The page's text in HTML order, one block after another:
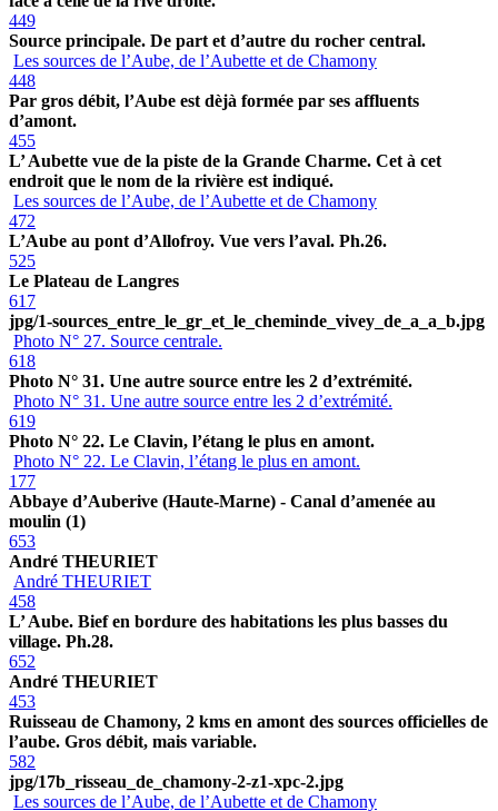
449
Source principale. De part et d’autre du rocher central.
Les sources de l’Aube, de l’Aubette et de Chamony
448
Par gros débit, l’Aube est dèjà formée par ses affluents
d’amont.
455
L’ Aubette vue de la piste de la Grande Charme. Cet à cet
endroit que le nom de la rivière est indiqué.
Les sources de l’Aube, de l’Aubette et de Chamony
472
L’Aube au pont d’Allofroy. Vue vers l’aval. Ph.26.
525
Le Plateau de Langres
617
jpg/1-sources_entre_le_gr_et_le_cheminde_vivey_de_a_a_b.jpg
Photo N° 27. Source centrale.
618
Photo N° 31. Une autre source entre les 2 d’extrémité.
Photo N° 31. Une autre source entre les 2 d’extrémité.
619
Photo N° 22. Le Clavin, l’étang le plus en amont.
Photo N° 22. Le Clavin, l’étang le plus en amont.
177
Abbaye d’Auberive (Haute-Marne) - Canal d’amenée au
moulin (1)
653
André THEURIET
André THEURIET
458
L’ Aube. Bief en bordure des habitations les plus basses du
village. Ph.28.
652
André THEURIET
453
Ruisseau de Chamony, 2 kms en amont des sources officielles de
l’aube. Gros débit, mais variable.
582
jpg/17b_risseau_de_chamony-2-z1-xpc-2.jpg
Les sources de l’Aube, de l’Aubette et de Chamony